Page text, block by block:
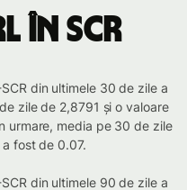
în SCR
din ultimele 30 de zile a
zile de 2,8791 și o valoare
urmare, media pe 30 de zile
a fost de 0.07.
din ultimele 90 de zile a